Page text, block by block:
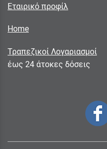
Εταιρικό προφίλ
Home
Τραπεζικοί Λογαριασμοί
έως 24 άτοκες δόσεις